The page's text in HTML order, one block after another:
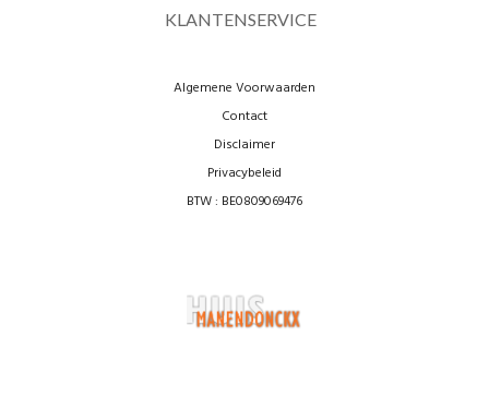
KLANTENSERVICE
Algemene Voorwaarden
Contact
Disclaimer
Privacybeleid
BTW : BE0809069476